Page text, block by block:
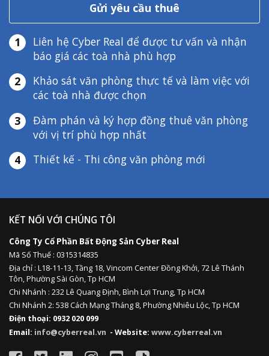
Gửi yêu cầu thuê
1
Liên hệ Cyber Real để được tư vấn và nhận
báo giá các toà nhà phù hợp
2
Khảo sát văn phòng thực tế và làm việc với
các toà nhà được chọn
3
Đàm phán và ký hợp đồng thuê văn phòng
với vị trí phù hợp nhất
4
Thiết kế - Thi công văn phòng mới
KẾT NỐI VỚI CHÚNG TÔI
Công Ty Cổ Phần Bất Động Sản Cyber Real
Mã Số Thuế : 0315314835
Địa chỉ : L18-11-13,Tầng 18, Vincom Center Đồng Khởi, 72 Lê Thánh
Tôn, Phường Sài Gòn, Tp HCM
Chi Nhánh : 232 Lê Quang Định,Bình Lợi Trung,Tp HCM
Chi Nhánh 2: 538 Cách Mạng Tháng 8, Phường Nhiêu Lộc, Tp HCM
Điện thoại: 0932 020 099
Email: info@cyberreal.vn - Website: www.cyberreal.vn